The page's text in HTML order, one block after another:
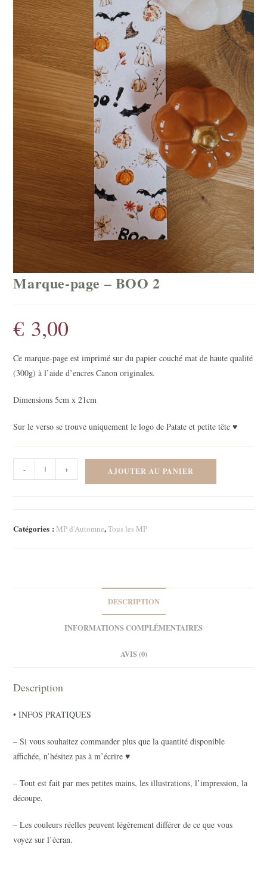
Marque-page – BOO 2
€ 3,00
Ce marque-page est imprimé sur du papier couché mat de haute qualité
(300g) à l’aide d’encres Canon originales.
Dimensions 5cm x 21cm
Sur le verso se trouve uniquement le logo de Patate et petite tête ♥
de
Marque-
page
-
- + AJOUTER AU PANIER
Catégories : MP d'Automne,Tous les MP
DESCRIPTION
INFORMATIONS COMPLÉMENTAIRES
AVIS (0)
Description
• INFOS PRATIQUES
– Si vous souhaitez commander plus que la quantité disponible
affichée, n’hésitez pas à m’écrire ♥
– Tout est fait par mes petites mains, les illustrations, l’impression, la
découpe.
– Les couleurs réelles peuvent légèrement différer de ce que vous
voyez sur l’écran.